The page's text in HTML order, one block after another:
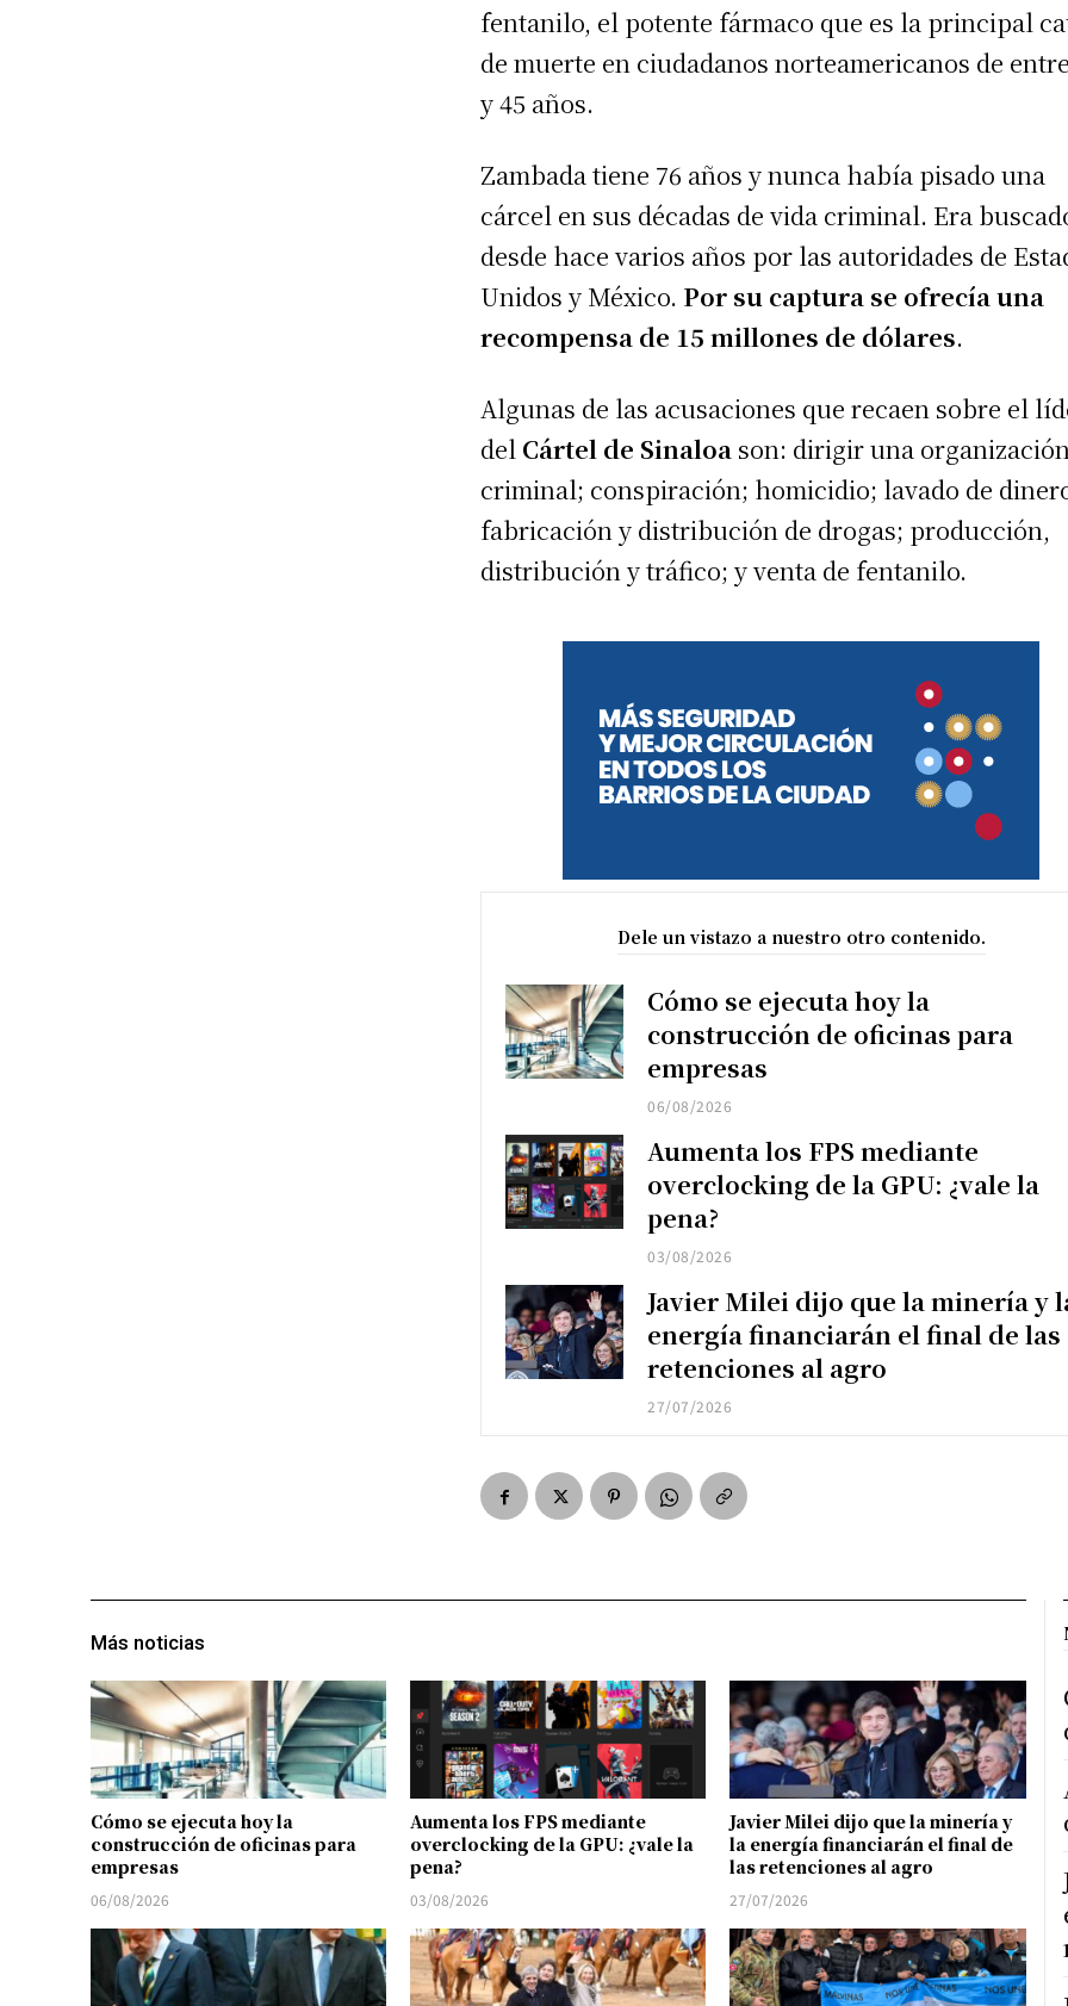
fentanilo, el potente fármaco que es la principal
de muerte en ciudadanos norteamericanos de
y 45 años.
Zambada tiene 76 años y nunca había pisado una
cárcel en sus décadas de vida criminal. Era
desde hace varios años por las autoridades de
Unidos y México. Por su captura se ofrecía una
recompensa de 15 millones de dólares.
Algunas de las acusaciones que recaen sobre el
del Cártel de Sinaloa son: dirigir una
criminal; conspiración; homicidio; lavado de
fabricación y distribución de drogas; producción,
distribución y tráfico; y venta de fentanilo.
Dele un vistazo a nuestro otro contenido.
Cómo se ejecuta hoy la
construcción de oficinas para
empresas
06/08/2026
Aumenta los FPS mediante
overclocking de la GPU: ¿vale la
pena?
03/08/2026
Javier Milei dijo que la minería y
energía financiarán el final de las
retenciones al agro
27/07/2026
Más noticias
Cómo se ejecuta hoy la
construcción de oficinas para
empresas
06/08/2026
Aumenta los FPS mediante
overclocking de la GPU: ¿vale la
pena?
03/08/2026
Javier Milei dijo que la minería y
la energía financiarán el final de
las retenciones al agro
27/07/2026